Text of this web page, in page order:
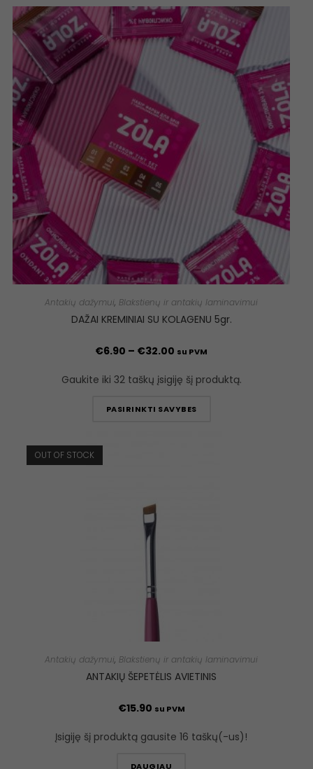
Antakių dažymui, Blakstienų ir antakių laminavimui
DAŽAI KREMINIAI SU KOLAGENU 5gr.
€6.90 – €32.00 su PVM
Gaukite iki 32 taškų įsigiję šį produktą.
PASIRINKTI SAVYBES
OUT OF STOCK
Antakių dažymui, Blakstienų ir antakių laminavimui
ANTAKIŲ ŠEPETĖLIS AVIETINIS
€15.90 su PVM
Įsigiję šį produktą gausite 16 taškų(-us)!
DAUGIAU